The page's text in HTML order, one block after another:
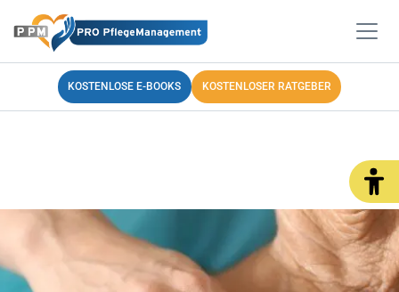
KOSTENLOSE E-BOOKS KOSTENLOSER RATGEBER